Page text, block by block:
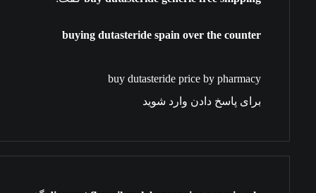
buying dutasteride spain over the counter
buy dutasteride price by pharmacy
برای پاسخ دادن وارد شوید